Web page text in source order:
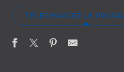
TÉLÉCHARGEZ LE